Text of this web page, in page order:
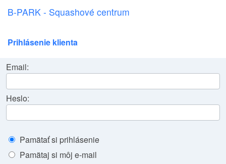
B-PARK - Squashové centrum
Prihlásenie klienta
Email:
Heslo:
Pamätať si prihlásenie
Pamätaj si môj e-mail